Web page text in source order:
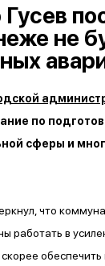
не
по
сферы и
что
работать в